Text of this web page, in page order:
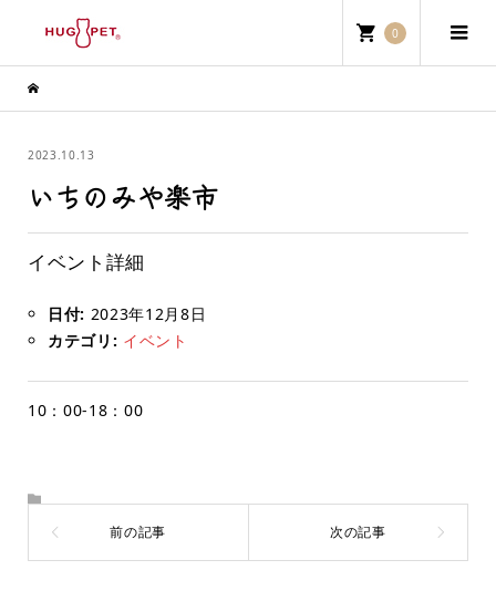
0
2023.10.13
いちのみや楽市
イベント詳細
日付: 2023年12月8日
カテゴリ: イベント
10：00-18：00